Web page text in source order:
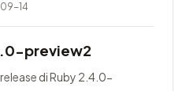
14
preview2
di Ruby 2.4.0-